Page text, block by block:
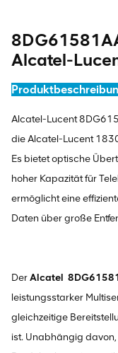
Alcatel-
Alcatel-Lucent
die Alcatel-Lucent
Es bietet optische
hoher Kapazität für
ermöglicht eine
Daten über große
DerAlcatel
leistungsstarker
gleichzeitige
ist. Unabhängig